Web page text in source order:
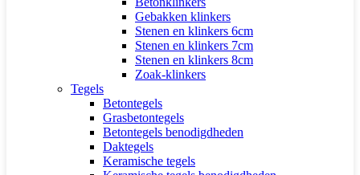
Gebakken klinkers
Stenen en klinkers 6cm
Stenen en klinkers 7cm
Stenen en klinkers 8cm
Zoak-klinkers
Tegels
Betontegels
Grasbetontegels
Betontegels benodigdheden
Daktegels
Keramische tegels